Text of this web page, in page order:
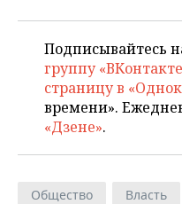
Подписывайтесь
группу
страницу в
времени».
«Дзене».
Общество Власть